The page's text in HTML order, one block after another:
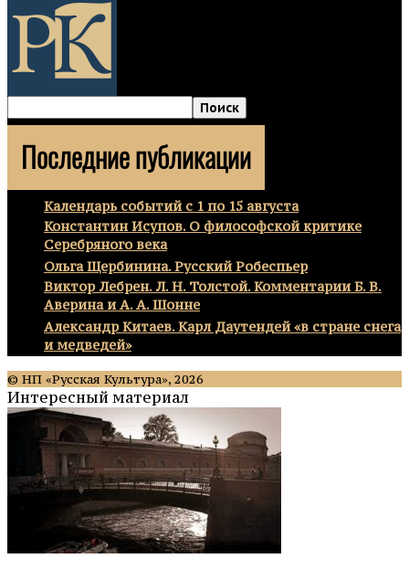
Последние публикации
Календарь событий с 1 по 15 августа
Константин Исупов. О философской критике
Серебряного века
Ольга Щербинина. Русский Робеспьер
Виктор Лебрен. Л. Н. Толстой. Комментарии Б. В.
Аверина и А. А. Шонне
Александр Китаев. Карл Даутендей «в стране снега
и медведей»
© НП «Русская Культура», 2026
Интересный материал